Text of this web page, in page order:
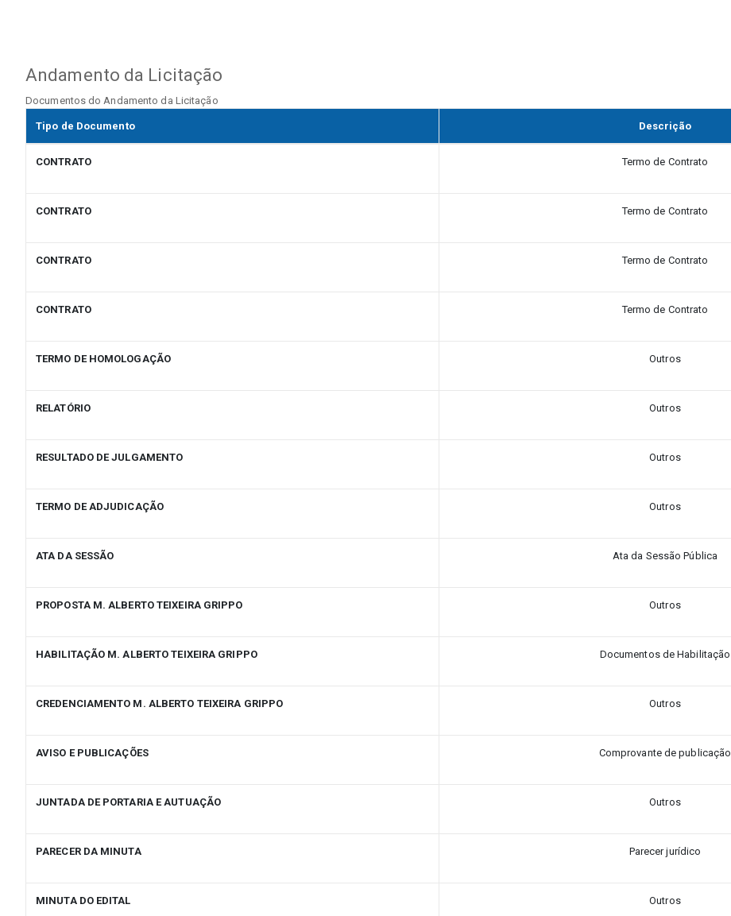
Andamento da Licitação
Documentos do Andamento da Licitação
Tipo de Documento Descrição
CONTRATO Termo de Contrato
CONTRATO Termo de Contrato
CONTRATO Termo de Contrato
CONTRATO Termo de Contrato
TERMO DE HOMOLOGAÇÃO Outros
RELATÓRIO Outros
RESULTADO DE JULGAMENTO Outros
TERMO DE ADJUDICAÇÃO Outros
ATA DA SESSÃO Ata da Sessão Pública
PROPOSTA M. ALBERTO TEIXEIRA GRIPPO Outros
HABILITAÇÃO M. ALBERTO TEIXEIRA GRIPPO Documentos de Habilitação
CREDENCIAMENTO M. ALBERTO TEIXEIRA GRIPPO Outros
AVISO E PUBLICAÇÕES Comprovante de publicação
JUNTADA DE PORTARIA E AUTUAÇÃO Outros
PARECER DA MINUTA Parecer jurídico
MINUTA DO EDITAL Outros